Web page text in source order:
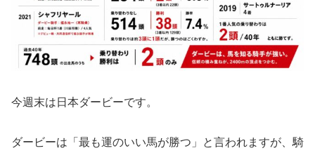
今週末は日本ダービーです。
ダービーは「最も運のいい馬が勝つ」と言われますが、騎